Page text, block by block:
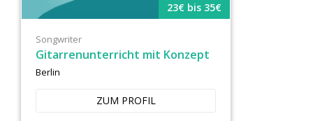
23€ bis 35€
Songwriter
Gitarrenunterricht mit Konzept
Berlin
ZUM PROFIL